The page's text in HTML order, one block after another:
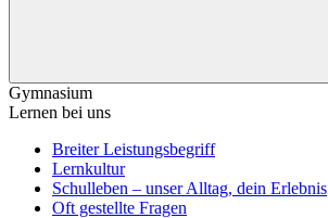
Gymnasium
Lernen bei uns
Breiter Leistungsbegriff
Lernkultur
Schulleben – unser Alltag, dein Erlebnis
Oft gestellte Fragen